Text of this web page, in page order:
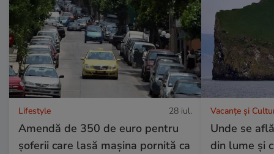
Lifestyle 28 iul.
Amendă de 350 de euro pentru
șoferii care lasă mașina pornită ca
Vacanțe și
Unde se
din lume și